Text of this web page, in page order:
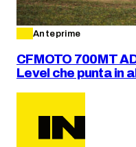
Anteprime
CFMOTO 700MT
Level che punta in